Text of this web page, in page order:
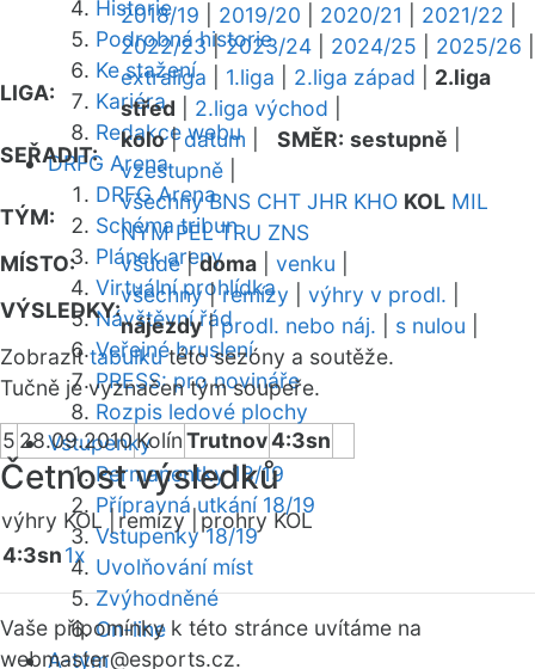
Historie
Podrobná historie
Ke stažení
Kariéra
Redakce webu
DRFG Arena
DRFG Arena
Schéma tribun
Plánek areny
Virtuální prohlídka
Návštěvní řád
Veřejné bruslení
PRESS: pro novináře
Rozpis ledové plochy
Vstupenky
Permanentky 18/19
Přípravná utkání 18/19
Vstupenky 18/19
Uvolňování míst
Zvýhodněné
On-line
A-tým
2018/19
2019/20 2020/21 2021/22
2022/23|2023/24 2024/25 2025/26
LIGA:
extraliga 1.liga 2.liga západ
2.liga
střed
2.liga východ
SEŘADIT:
kolo|datum SMĚR: sestupně
vzestupně
TÝM:
všechny BNS CHT JHR KHO KOL MIL
NYM PEL TRU ZNS
MÍSTO:
všude|doma venku
VÝSLEDKY:
všechny|remízy výhry v prodl.
nájezdy|prodl. nebo náj. s nulou
Zobrazittabulkutéto sezóny a soutěže.
Tučně je vyznačen tým soupeře.
5 28.09.2010KolínTrutnov4:3sn
Četnost výsledků
výhry KOL | remízy | prohry KOL
4:3sn1x
Vaše připomínky k této stránce uvítáme na
webmaster@esports.cz.